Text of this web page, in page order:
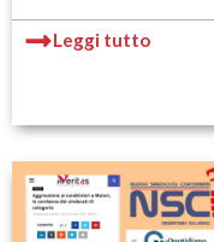
Leggi tutto